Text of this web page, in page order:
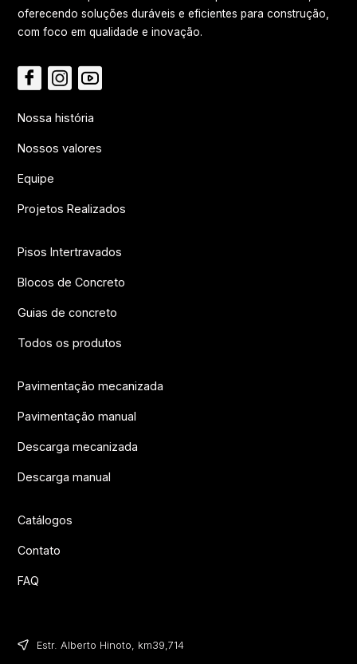
oferecendo soluções duráveis e eficientes para construção,
com foco em qualidade e inovação.
Nossa história
Nossos valores
Equipe
Projetos Realizados
Pisos Intertravados
Blocos de Concreto
Guias de concreto
Todos os produtos
Pavimentação mecanizada
Pavimentação manual
Descarga mecanizada
Descarga manual
Catálogos
Contato
FAQ
Estr. Alberto Hinoto, km39,714​